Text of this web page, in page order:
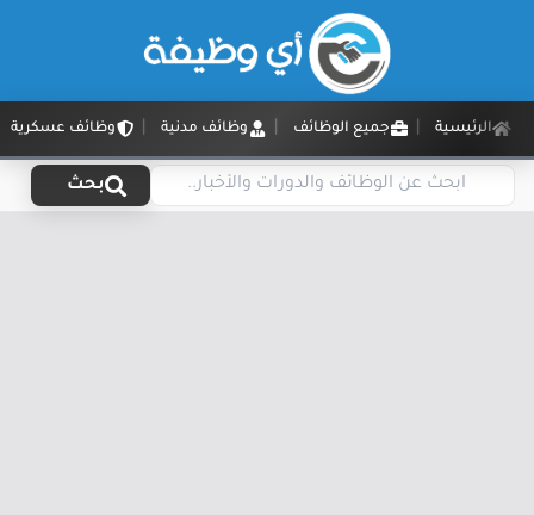
الرئيسية جميع الوظائف وظائف مدنية وظائف عسكرية
بحث